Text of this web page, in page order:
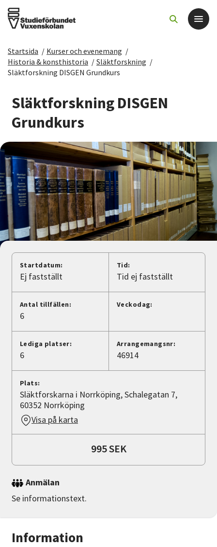
Det här gör vi
Sök kurser och evenemang
Om SV
Starta studiecirkel
Cirkelledare
Nyheter
Lyssna
Startsida / Kurser och evenemang /
Historia & konsthistoria / Släktforskning /
Släktforskning DISGEN Grundkurs
Släktforskning DISGEN
Grundkurs
Information
Startdatum:
Ej fastställt
Tid:
Tid ej fastställt
Antal tillfällen:
6
Veckodag:
Lediga platser:
6
Arrangemangsnr:
46914
Plats:
Släktforskarna i Norrköping, Schalegatan 7,
60352 Norrköping
Visa på karta
995 SEK
Anmälan
Se informationstext.